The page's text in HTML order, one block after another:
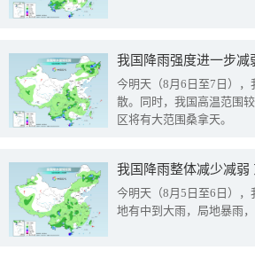
今明天（8月6日至7日）
散。同时，我国高温范围
区将有大范围桑拿天。
我国降雨整体减少减弱
今明天（8月5日至6日）
地有中到大雨，局地暴雨